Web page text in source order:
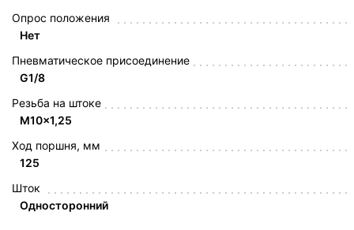
Опрос положения
Нет
Пневматическое присоединение
G1/8
Резьба на штоке
M10x1,25
Ход поршня, мм
125
Шток
Односторонний